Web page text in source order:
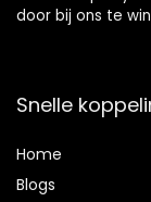
door bij ons te
Snelle
Home
Blogs